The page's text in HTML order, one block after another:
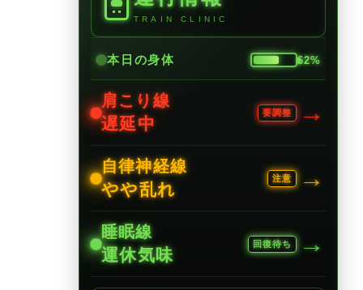
TRAIN CLINIC
本日の身体 62%
肩こり線
遅延中
要調整 →
自律神経線
やや乱れ
注意 →
睡眠線
運休気味
回復待ち →